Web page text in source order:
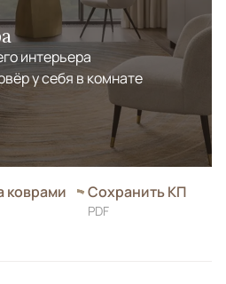
интерьера
у себя в комнате
коврами Сохранить КП
PDF